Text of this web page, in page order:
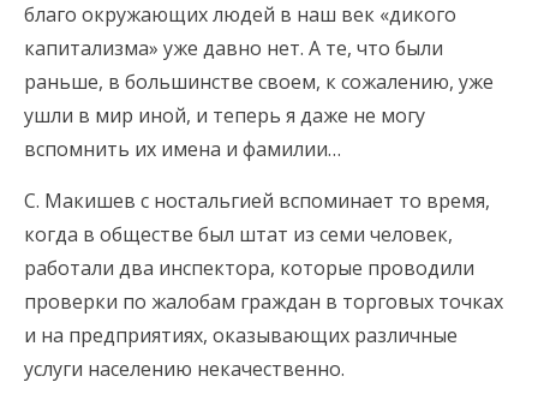
благо окружающих людей в наш век «дикого
капитализма» уже давно нет. А те, что были
раньше, в большинстве своем, к сожалению, уже
ушли в мир иной, и теперь я даже не могу
вспомнить их имена и фамилии…
С. Макишев с ностальгией вспоминает то время,
когда в обществе был штат из семи человек,
работали два инспектора, которые проводили
проверки по жалобам граждан в торговых точках
и на предприятиях, оказывающих различные
услуги населению некачественно.